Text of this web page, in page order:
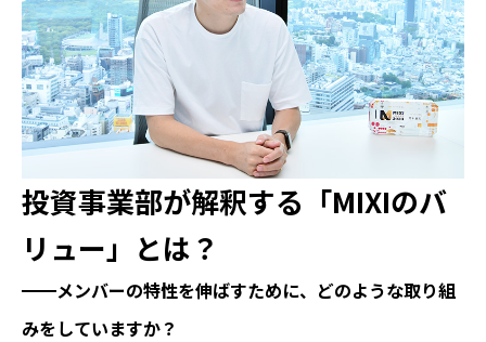
投資事業部が解釈する「MIXIのバ
リュー」とは？
━━メンバーの特性を伸ばすために、どのような取り組
みをしていますか？